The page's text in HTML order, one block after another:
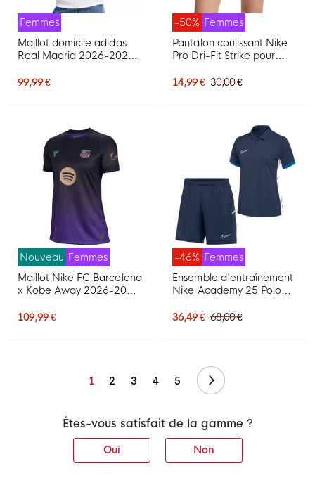
Femmes
Maillot domicile adidas
Real Madrid 2026-2027
99,99 €
-50% Femmes
Pantalon coulissant Nike
Pro Dri-Fit Strike pour
14,99 € 30,00 €
Nouveau Femmes
Maillot Nike FC Barcelona
x Kobe Away 2026-2027
109,99 €
-46% Femmes
Ensemble d'entraînement
Nike Academy 25 Polo
36,49 € 68,00 €
1 2 3 4 5 Suivant
Êtes-vous satisfait de la gamme ?
Oui Non